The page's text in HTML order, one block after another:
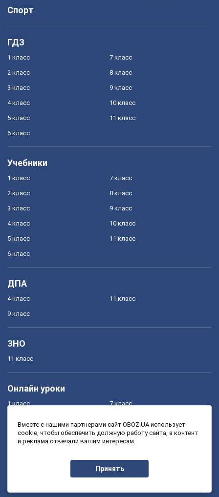
Спорт
ГДЗ
1 класс
2 класс
3 класс
4 класс
5 класс
6 класс
7 класс
8 класс
9 класс
10 класс
11 класс
Учебники
1 класс
2 класс
3 класс
4 класс
5 класс
6 класс
7 класс
8 класс
9 класс
10 класс
11 класс
ДПА
4 класс
9 класс
11 класс
ЗНО
11 класс
Онлайн уроки
1 класс
3 класс
7 класс
9 класс
Вместе с нашими партнерами сайт OBOZ.UA использует
cookie, чтобы обеспечить должную работу сайта, а контент
и реклама отвечали вашим интересам.
Принять